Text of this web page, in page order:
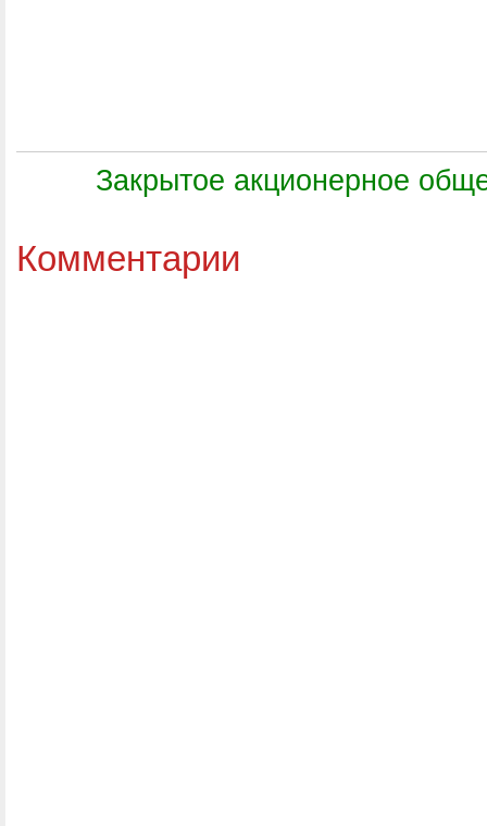
Закрытое акционерное
Комментарии